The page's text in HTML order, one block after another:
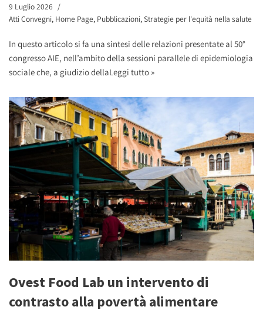
9 Luglio 2026
Atti Convegni, Home Page, Pubblicazioni, Strategie per l'equità nella salute
In questo articolo si fa una sintesi delle relazioni presentate al 50°
congresso AIE, nell’ambito della sessioni parallele di epidemiologia
sociale che, a giudizio dellaLeggi tutto »
Ovest Food Lab un intervento di
contrasto alla povertà alimentare